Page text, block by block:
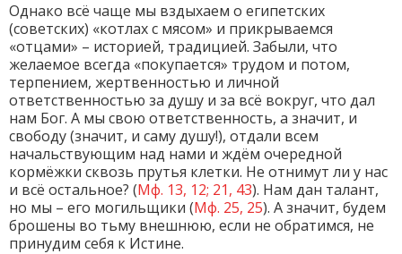
Однако всё чаще мы вздыхаем о египетских
(советских) «котлах с мясом» и прикрываемся
«отцами» – историей, традицией. Забыли, что
желаемое всегда «покупается» трудом и потом,
терпением, жертвенностью и личной
ответственностью за душу и за всё вокруг, что дал
нам Бог. А мы свою ответственность, а значит, и
свободу (значит, и саму душу!), отдали всем
начальствующим над нами и ждём очередной
кормёжки сквозь прутья клетки. Не отнимут ли у нас
и всё остальное? (Мф. 13, 12; 21, 43). Нам дан талант,
но мы – его могильщики (Мф. 25, 25). А значит, будем
брошены во тьму внешнюю, если не обратимся, не
принудим себя к Истине.